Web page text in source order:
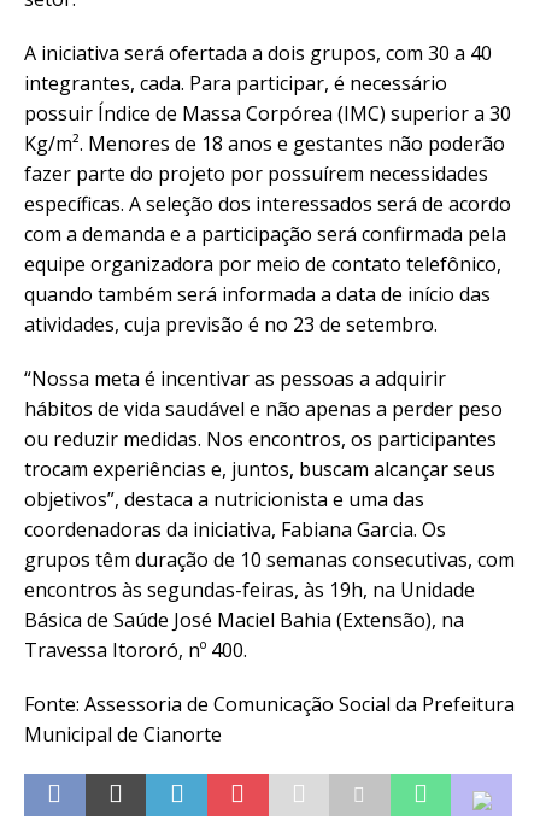
A iniciativa será ofertada a dois grupos, com 30 a 40
integrantes, cada. Para participar, é necessário
possuir Índice de Massa Corpórea (IMC) superior a 30
Kg/m². Menores de 18 anos e gestantes não poderão
fazer parte do projeto por possuírem necessidades
específicas. A seleção dos interessados será de acordo
com a demanda e a participação será confirmada pela
equipe organizadora por meio de contato telefônico,
quando também será informada a data de início das
atividades, cuja previsão é no 23 de setembro.
“Nossa meta é incentivar as pessoas a adquirir
hábitos de vida saudável e não apenas a perder peso
ou reduzir medidas. Nos encontros, os participantes
trocam experiências e, juntos, buscam alcançar seus
objetivos”, destaca a nutricionista e uma das
coordenadoras da iniciativa, Fabiana Garcia. Os
grupos têm duração de 10 semanas consecutivas, com
encontros às segundas-feiras, às 19h, na Unidade
Básica de Saúde José Maciel Bahia (Extensão), na
Travessa Itororó, nº 400.
Fonte: Assessoria de Comunicação Social da Prefeitura
Municipal de Cianorte